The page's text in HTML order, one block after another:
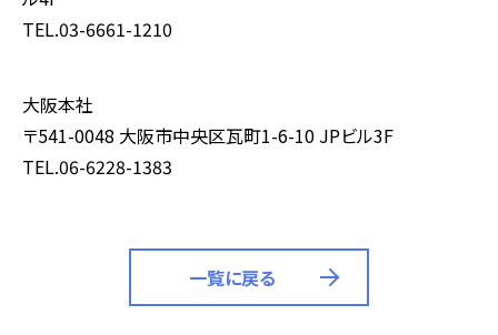
TEL.03-6661-1210
大阪本社
〒541-0048 大阪市中央区瓦町1-6-10 JPビル3F
TEL.06-6228-1383
一覧に戻る